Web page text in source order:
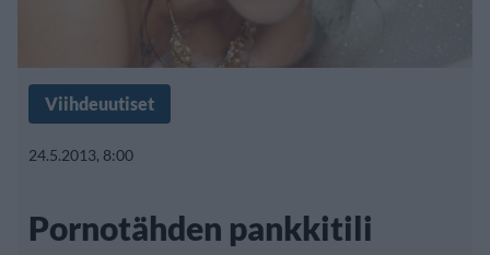
Viihdeuutiset
24.5.2013, 8:00
Pornotähden pankkitili